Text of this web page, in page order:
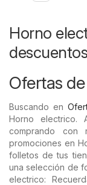
Horno
Ofertas
Buscando en
Horno electrico.
comprando con
promociones en
folletos de tus
una selección de
electrico: